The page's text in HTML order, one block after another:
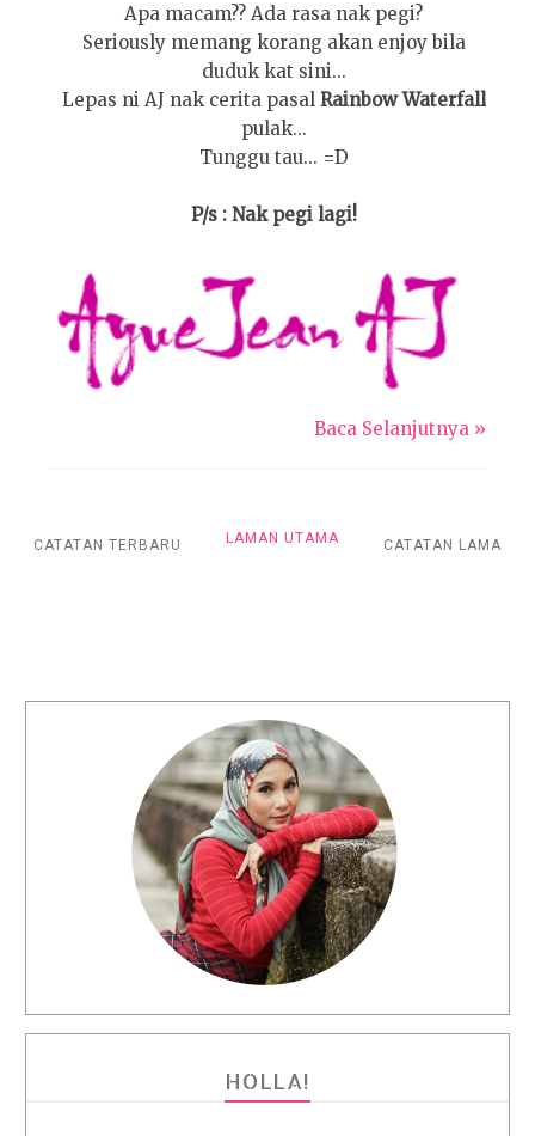
Apa macam?? Ada rasa nak pegi?
Seriously memang korang akan enjoy bila
duduk kat sini...
Lepas ni AJ nak cerita pasal Rainbow Waterfall
pulak...
Tunggu tau... =D
P/s : Nak pegi lagi!
Baca Selanjutnya »
CATATAN TERBARU CATATAN LAMA
LAMAN UTAMA
HOLLA!